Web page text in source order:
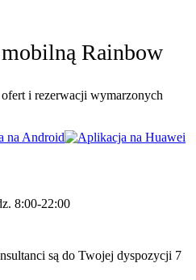
Rainbow
ofert i rezerwacji wymarzonych
8:00-22:00
są do Twojej dyspozycji 7